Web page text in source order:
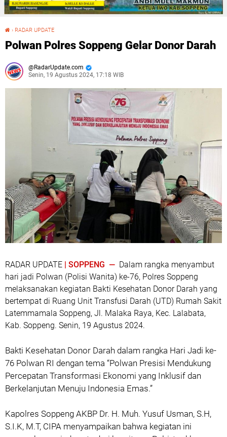
› RADAR UPDATE
Polwan Polres Soppeng Gelar Donor Darah
RadarUpdate.com
Senin, 19 Agustus 2024, 17:18 WIB
RADAR UPDATE | SOPPENG — Dalam rangka menyambut
hari jadi Polwan (Polisi Wanita) ke-76, Polres Soppeng
melaksanakan kegiatan Bakti Kesehatan Donor Darah yang
bertempat di Ruang Unit Transfusi Darah (UTD) Rumah Sakit
Latemmamala Soppeng, Jl. Malaka Raya, Kec. Lalabata,
Kab. Soppeng. Senin, 19 Agustus 2024.
Bakti Kesehatan Donor Darah dalam rangka Hari Jadi ke-
76 Polwan RI dengan tema “Polwan Presisi Mendukung
Percepatan Transformasi Ekonomi yang Inklusif dan
Berkelanjutan Menuju Indonesia Emas.”
Kapolres Soppeng AKBP Dr. H. Muh. Yusuf Usman, S.H,
S.I.K, M.T, CIPA menyampaikan bahwa kegiatan ini